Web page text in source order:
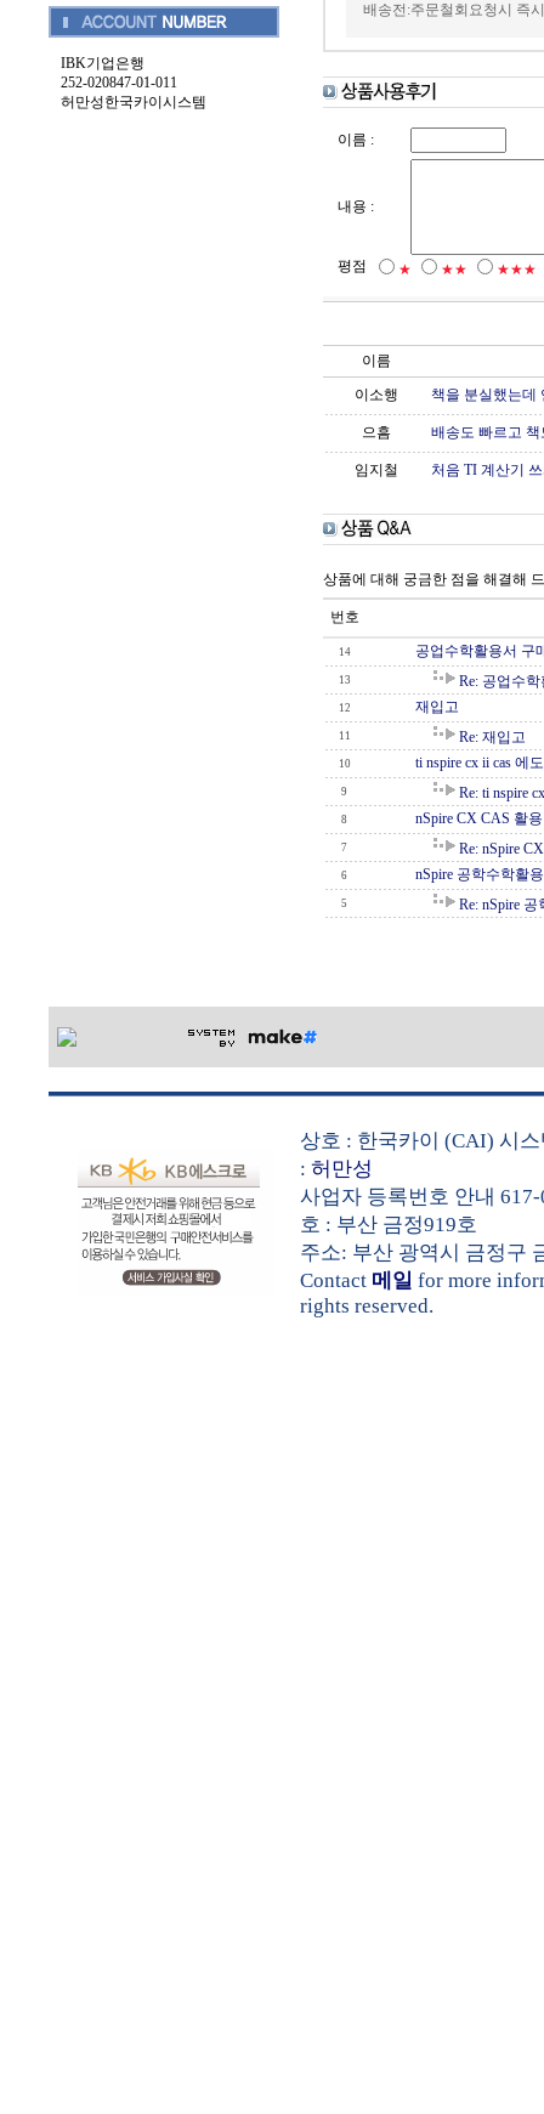
IBK기업은행
252-020847-01-011
허만성한국카이시스템
배송전:주문철회요청시 즉
이름 :
내용 :
평점 ★ ★★ ★★★
이름
이소행
책을 분실했는데
으흠 배송도 빠르고
임지철 처음 TI 계산기
상품에 대해 궁금한 점을 해결해
번호
14 공업수학활용서 구
13 Re: 공업수
12 재입고
11 Re: 재입고
10 ti nspire cx ii cas 에
9 Re: ti nspire
8 nSpire CX CAS 활
7 Re: nSpire
6 nSpire 공학수학활
5 Re: nSpire
상호 : 한국카이 (CAI) 시
: 허만성
사업자 등록번호 안내
호 : 부산 금정919호
주소: 부산 광역시 금정구
Contact 메일 for more
rights reserved.